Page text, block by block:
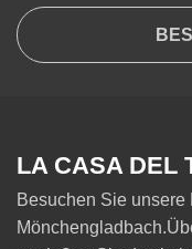
LA CASA DEL
Besuchen Sie